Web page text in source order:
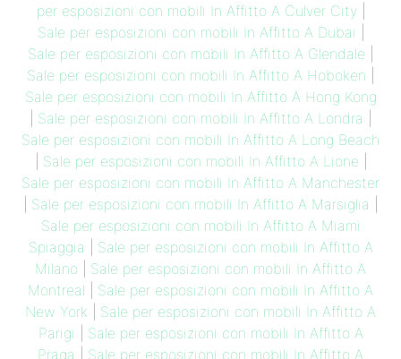
per esposizioni con mobili In Affitto A Culver City|
Sale per esposizioni con mobili In Affitto A Dubai
Sale per esposizioni con mobili In Affitto A Glendale
Sale per esposizioni con mobili In Affitto A Hoboken
Sale per esposizioni con mobili In Affitto A Hong Kong
Sale per esposizioni con mobili In Affitto A Londra
Sale per esposizioni con mobili In Affitto A Long Beach
Sale per esposizioni con mobili In Affitto A Lione
Sale per esposizioni con mobili In Affitto A Manchester
Sale per esposizioni con mobili In Affitto A Marsiglia
Sale per esposizioni con mobili In Affitto A Miami
Spiaggia
Sale per esposizioni con mobili In Affitto A
Milano
Sale per esposizioni con mobili In Affitto A
Montreal
Sale per esposizioni con mobili In Affitto A
New York
Sale per esposizioni con mobili In Affitto A
Parigi
Sale per esposizioni con mobili In Affitto A
Praga
Sale per esposizioni con mobili In Affitto A